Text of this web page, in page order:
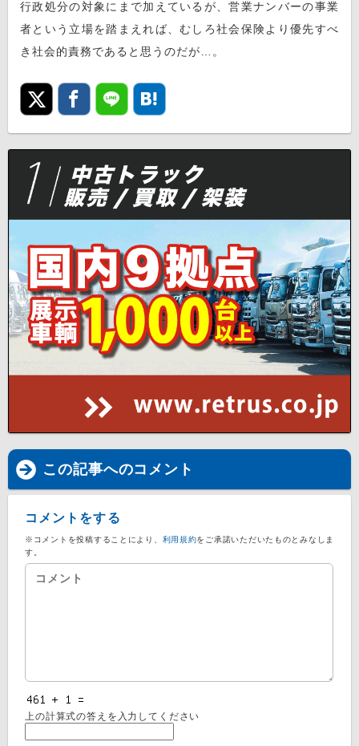
行政処分の対象にまで加えているが、営業ナンバーの事業
者という立場を踏まえれば、むしろ社会保険より優先すべ
き社会的責務であると思うのだが…。
この記事へのコメント
コメントをする
※コメントを投稿することにより、 利用規約をご承諾いただいたものとみなしま
す。
上の計算式の答えを入力してください